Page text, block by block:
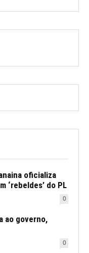
oficializa
‘rebeldes’ do PL
0
ao governo,
0